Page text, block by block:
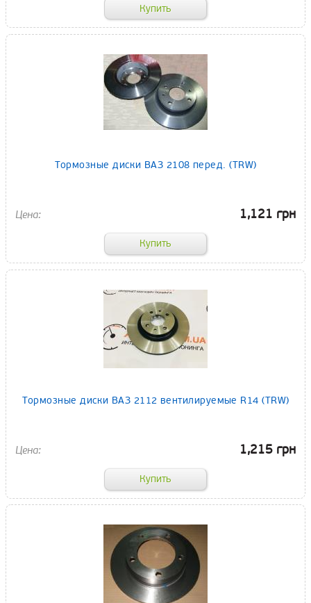
Тормозные диски ВАЗ 2108 перед. (TRW)
1,121 грн
Тормозные диски ВАЗ 2112 вентилируемые R14 (TRW)
1,215 грн